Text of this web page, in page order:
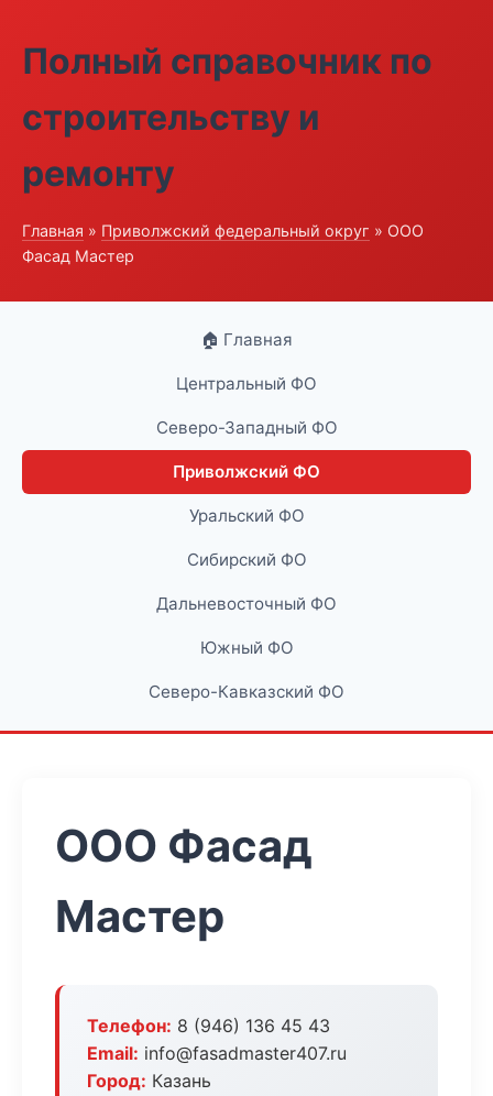
Полный справочник по
строительству и
ремонту
Главная » Приволжский федеральный округ » ООО
Фасад Мастер
🏠 Главная
Центральный ФО
Северо-Западный ФО
Приволжский ФО
Уральский ФО
Сибирский ФО
Дальневосточный ФО
Южный ФО
Северо-Кавказский ФО
ООО Фасад
Мастер
Телефон: 8 (946) 136 45 43
Email: info@fasadmaster407.ru
Город: Казань